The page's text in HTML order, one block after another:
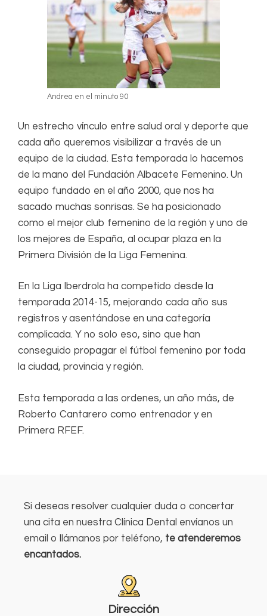
Andrea en el minuto 90
Un estrecho vínculo entre salud oral y deporte que
cada año queremos visibilizar a través de un
equipo de la ciudad. Esta temporada lo hacemos
de la mano del Fundación Albacete Femenino. Un
equipo fundado en el año 2000, que nos ha
sacado muchas sonrisas. Se ha posicionado
como el mejor club femenino de la región y uno de
los mejores de España, al ocupar plaza en la
Primera División de la Liga Femenina.
En la Liga Iberdrola ha competido desde la
temporada 2014-15, mejorando cada año sus
registros y asentándose en una categoría
complicada. Y no solo eso, sino que han
conseguido propagar el fútbol femenino por toda
la ciudad, provincia y región.
Esta temporada a las ordenes, un año más, de
Roberto Cantarero como entrenador y en
Primera RFEF.
Si deseas resolver cualquier duda o concertar
una cita en nuestra Clínica Dental envíanos un
email o llámanos por teléfono, te atenderemos
encantados.
Dirección